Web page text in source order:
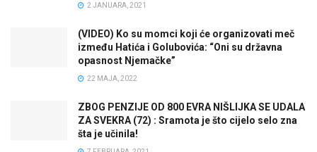
2 JANUARA, 2021
(VIDEO) Ko su momci koji će organizovati meč
između Hatića i Golubovića: “Oni su državna
opasnost Njemačke”
22 MAJA, 2022
ZBOG PENZIJE OD 800 EVRA NIŠLIJKA SE UDALA
ZA SVEKRA (72) : Sramota je što cijelo selo zna
šta je učinila!